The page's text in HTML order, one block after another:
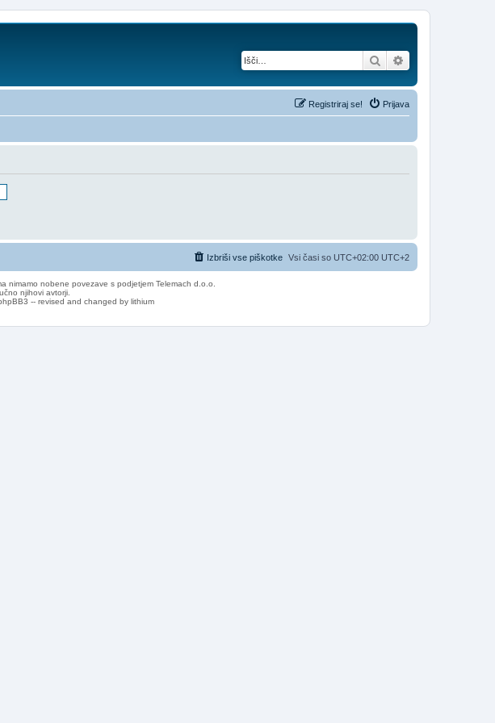
Iskanje
Prijava
Registriraj se!
Vsi časi so UTC+02:00 UTC+2
Izbriši vse piškotke
nimamo nobene povezave s podjetjem Telemach d.o.o.
njihovi avtorji.
-- revised and changed by lithium